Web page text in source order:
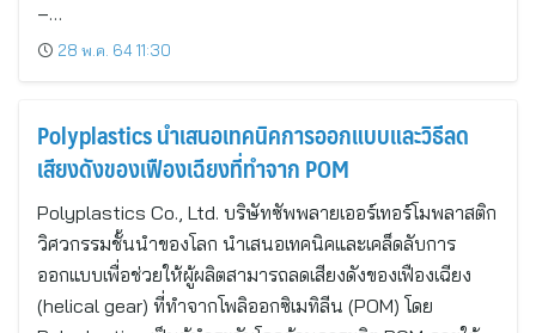
–…
28 พ.ค. 64 11:30
Polyplastics นำเสนอเทคนิคการออกแบบและวิธีลด
เสียงดังของเฟืองเฉียงที่ทำจาก POM
Polyplastics Co., Ltd. บริษัทซัพพลายเออร์เทอร์โมพลาสติก
วิศวกรรมชั้นนำของโลก นำเสนอเทคนิคและเคล็ดลับการ
ออกแบบเพื่อช่วยให้ผู้ผลิตสามารถลดเสียงดังของเฟืองเฉียง
(helical gear) ที่ทำจากโพลิออกซิเมทิลีน (POM) โดย